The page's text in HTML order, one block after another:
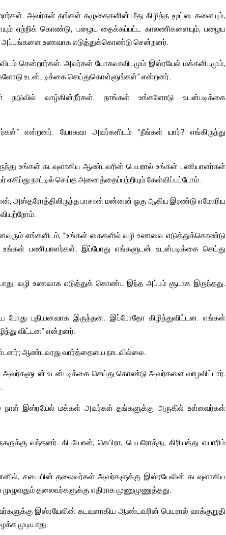
அவர்கள் தங்கள் கழுதைகளின் மீது கிழிந்த மூட்டைகளையும்,
ஏற்றிக் கொண்டு, பழைய தைக்கப்பட்ட காலணிகளையும், பழைய
அப்பங்களை உணவாக எடுத்துக்கொண்டு சென்றனர்.
சென்றார்கள். அவர்கள் யோசுவாவிடமும் இஸ்ரயேல் மக்களிடமும்,
உடன்படிக்கை செய்துகொள்ளுங்கள்” என்றனர்.
வாழ்கின்றீர்கள். நாங்கள் உங்களோடு உடன்படிக்கை
என்றனர். யோசுவா அவர்களிடம் “நீங்கள் யார்? எங்கிருந்து
உங்கள் கடவுளாகிய ஆண்டவரின் பெயரால் உங்கள் பணியாளர்கள்
எகிப்து நாட்டில் செய்த அனைத்தைப்பற்றியும் கேள்விப்பட்டோம்.
அஸ்தரோத்திலிருந்த பாசான் மன்னன் ஓகு ஆகிய இரண்டு எமோரிய
எங்களிடம், “உங்கள் கைகளில் வழி உணவை எடுத்துக்கொண்டு
பணியாளர்கள். இப்போது எங்களுடன் உடன்படிக்கை செய்து
வழி உணவாக எடுத்துக் கொண்ட இந்த அப்பம் சூடாக இருந்தது.
புதியனவாக இருந்தன. இப்போதோ கிழிந்துவிட்டன. எங்கள்
விட்டன” என்றனர்.
ஆண்டவரது வார்த்தையை நாடவில்லை.
உடன்படிக்கை செய்து கொண்டு அவர்களை வாழவிட்டார்.
இஸ்ரயேல் மக்கள் அவர்கள் தங்களுக்கு அருகில் உள்ளவர்கள்
வந்தனர். கிபயோன், கெபிரா, பெயரோத்து, கிரியத்து எயாரிம்
சபையின் தலைவர்கள் அவர்களுக்கு இஸ்ரயேலின் கடவுளாகிய
தலைவர்களுக்கு எதிராக முணுமுணுத்தது.
இஸ்ரயேலின் கடவுளாகிய ஆண்டவரின் பெயரால் வாக்குறுதி
முடியாது.